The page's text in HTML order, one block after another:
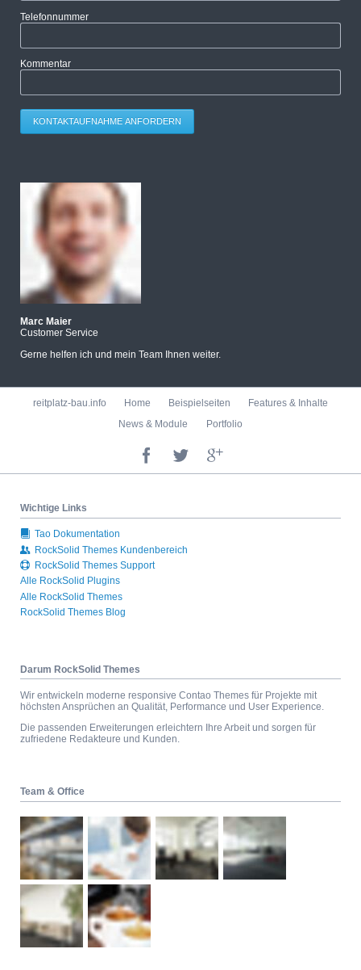
Telefonnummer
Kommentar
KONTAKTAUFNAHME ANFORDERN
Marc Maier
Customer Service
Gerne helfen ich und mein Team Ihnen weiter.
Navigation
überspringen
reitplatz-bau.info Home Beispielseiten
Features & Inhalte
News & Module
Portfolio
Wichtige Links
Tao Dokumentation
RockSolid Themes Kundenbereich
RockSolid Themes Support
Alle RockSolid Plugins
Alle RockSolid Themes
RockSolid Themes Blog
Darum RockSolid Themes
Wir entwickeln moderne responsive Contao Themes für Projekte mit
höchsten Ansprüchen an Qualität, Performance und User Experience.
Die passenden Erweiterungen erleichtern Ihre Arbeit und sorgen für
zufriedene Redakteure und Kunden.
Team & Office